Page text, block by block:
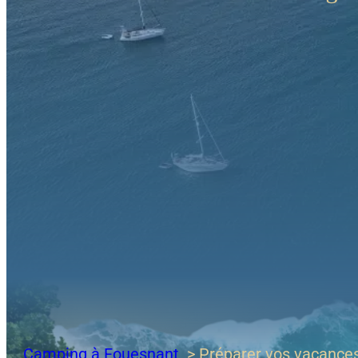
Camping à Fouesnant Préparer vos